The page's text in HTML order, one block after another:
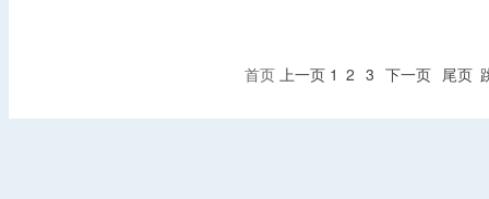
首页 上一页 1 2 3 下一页 尾页